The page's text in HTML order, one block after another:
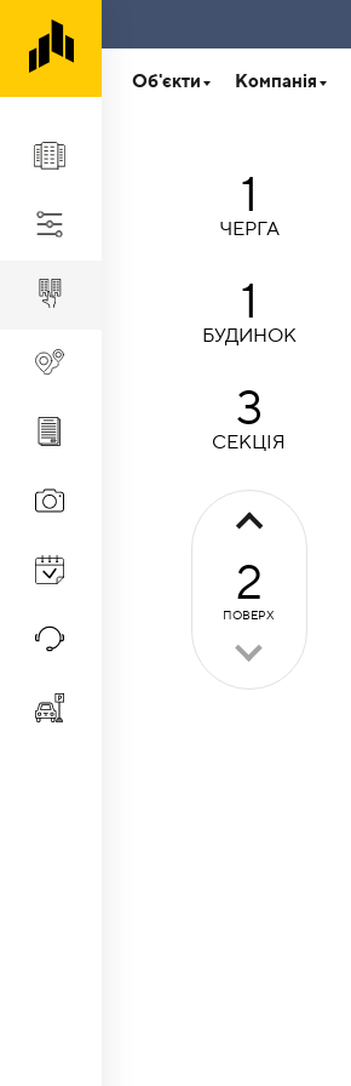
Об'єкти Компанія
1
ЧЕРГА
1
БУДИНОК
3
СЕКЦІЯ
2
ПОВЕРХ